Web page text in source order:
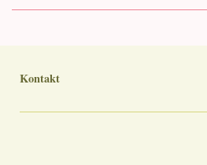
Kontakt